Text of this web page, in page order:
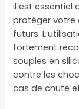
il est essentiel
protéger votre
futurs.
fortement
souples en
contre les
cas de chute